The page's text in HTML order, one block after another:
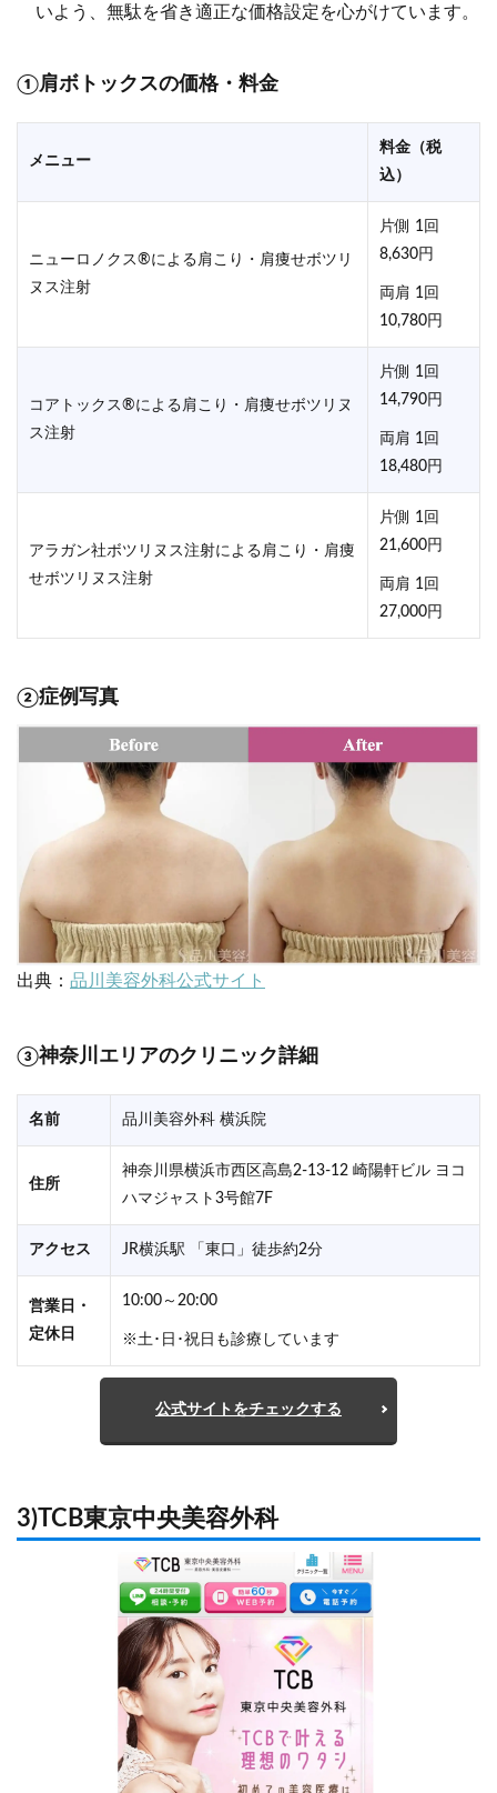
いよう、無駄を省き適正な価格設定を心がけています。
①肩ボトックスの価格・料金
メニュー
料金（税
込）
ニューロノクス®による肩こり・肩痩せボツリ
ヌス注射
片側 1回
8,630円
両肩 1回
10,780円
コアトックス®による肩こり・肩痩せボツリヌ
ス注射
片側 1回
14,790円
両肩 1回
18,480円
アラガン社ボツリヌス注射による肩こり・肩痩
せボツリヌス注射
片側 1回
21,600円
両肩 1回
27,000円
②症例写真
出典： 品川美容外科公式サイト
③神奈川エリアのクリニック詳細
名前 品川美容外科 横浜院
住所
神奈川県横浜市西区高島2-13-12 崎陽軒ビル ヨコ
ハマジャスト3号館7F
アクセス JR横浜駅 「東口」徒歩約2分
営業日・
定休日
10:00～20:00
※土･日･祝日も診療しています
公式サイトをチェックする
3)TCB東京中央美容外科